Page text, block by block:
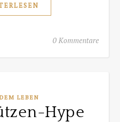
0 Kommentare
LEBEN
Hype